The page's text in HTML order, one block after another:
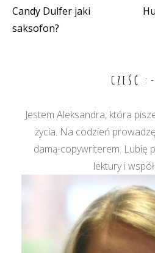
Nawigacja
Candy Dulfer jaki
saksofon?
CZEŚĆ
Jestem Aleksandra, która
życia. Na codzień
damą-copywriterem. Lubię
lektury i